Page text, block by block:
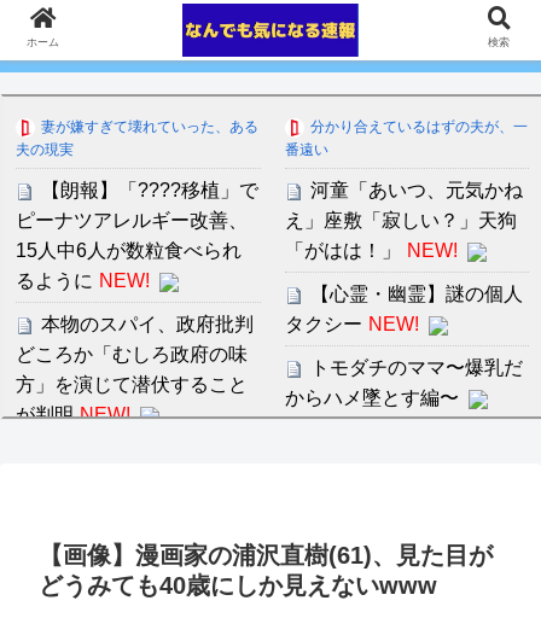
妻が嫌すぎて壊れていった、ある
夫の現実
【朗報】「????移植」で
ピーナツアレルギー改善、
15人中6人が数粒食べられ
るように NEW!
本物のスパイ、政府批判
どころか「むしろ政府の味
方」を演じて潜伏すること
が判明 NEW!
www NEW!
【阪神】工藤泰成、160
分かり合えているはずの夫が、一
番遠い
河童「あいつ、元気かね
え」座敷「寂しい？」天狗
「がはは！」
NEW!
【心霊・幽霊】謎の個人
タクシー NEW!
トモダチのママ〜爆乳だ
からハメ墜とす編〜
【地獄のような聴聞会】
Ｗ杯１次Ｌ敗退の韓国 議員
が「なぜ負けたのか？」ソ
【画像】漫画家の浦沢直樹(61)、見た目が
どうみても40歳にしか見えないwww
ホーム 検索